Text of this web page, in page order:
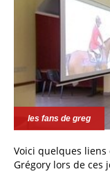
les fans de greg
Voici quelques
Grégory lors de ces